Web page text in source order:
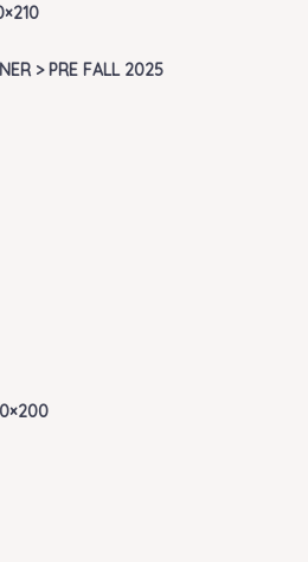
> PRE FALL 2025